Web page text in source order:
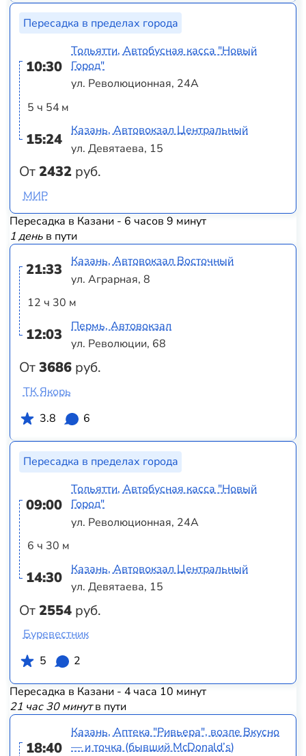
Пересадка в пределах города
10:30
5 ч 54 м
15:24
От2432 руб.
Тольятти, Автобусная касса "Новый
Город"
ул. Революционная, 24А
Казань, Автовокзал Центральный
ул. Девятаева, 15
МИР
Пересадка в Казани - 6 часов 9 минут
1 деньв пути
21:33
12 ч 30 м
12:03
От3686 руб.
Казань, Автовокзал Восточный
ул. Аграрная, 8
Пермь, Автовокзал
ул. Революции, 68
ТК Якорь
3.8
6
Пересадка в пределах города
09:00
6 ч 30 м
14:30
От2554 руб.
Тольятти, Автобусная касса "Новый
Город"
ул. Революционная, 24А
Казань, Автовокзал Центральный
ул. Девятаева, 15
Буревестник
5
2
Пересадка в Казани - 4 часа 10 минут
21 час 30 минутв пути
18:40
Казань, Аптека "Ривьера", возле Вкусно
— и точка (бывший McDonald’s)